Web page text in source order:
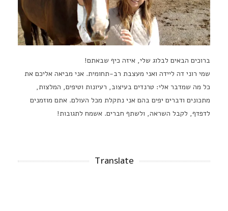
ברוכים הבאים לבלוג שלי, איזה כיף שבאתם!
שמי רוני דה ליידה ואני מעצבת רב-תחומית. אני מביאה אליכם את
כל מה שמדבר אלי: טרנדים בעיצוב, רעיונות וטיפים, המלצות,
מתכונים ודברים יפים בהם אני נתקלת מכל העולם. אתם מוזמנים
לדפדף, לקבל השראה, ולשתף חברים. אשמח לתגובות!
Translate